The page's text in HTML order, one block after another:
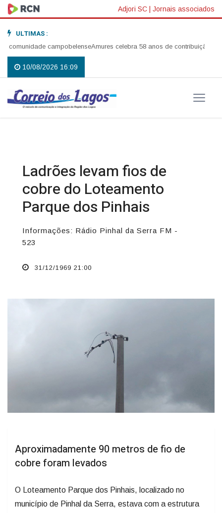
Adjori SC | Jornais associados
ULTIMAS :
campobelenseAmures celebra 58 anos de contribuição ao
10/08/2026 16:09
Ladrões levam fios de
cobre do Loteamento
Parque dos Pinhais
Informações: Rádio Pinhal da Serra FM -
523
31/12/1969 21:00
Aproximadamente 90 metros de fio de
cobre foram levados
O Loteamento Parque dos Pinhais, localizado no
município de Pinhal da Serra, estava com a estrutura